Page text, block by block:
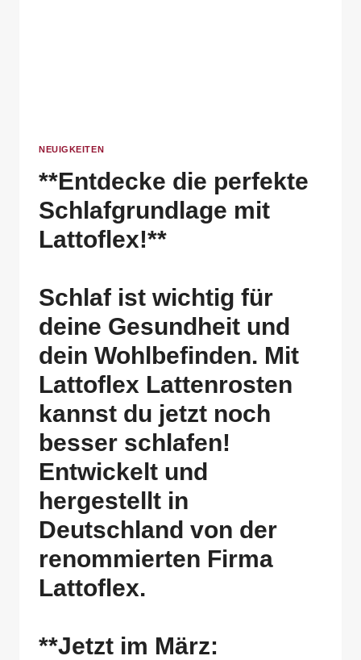
NEUIGKEITEN
**Entdecke die perfekte
Schlafgrundlage mit
Lattoflex!**
Schlaf ist wichtig für
deine Gesundheit und
dein Wohlbefinden. Mit
Lattoflex Lattenrosten
kannst du jetzt noch
besser schlafen!
Entwickelt und
hergestellt in
Deutschland von der
renommierten Firma
Lattoflex.
**Jetzt im März: